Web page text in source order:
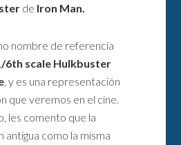
de Iron Man.
nombre de referencia
6th scale Hulkbuster
, y es una representación
que veremos en el cine.
les comento que la
antigua como la misma